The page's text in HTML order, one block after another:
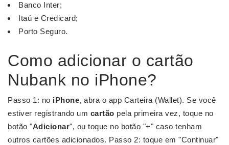
Banco Inter;
Itaú e Credicard;
Porto Seguro.
Como adicionar o cartão
Nubank no iPhone?
Passo 1: no iPhone, abra o app Carteira (Wallet). Se você
estiver registrando um cartão pela primeira vez, toque no
botão "Adicionar", ou toque no botão "+" caso tenham
outros cartões adicionados. Passo 2: toque em "Continuar"